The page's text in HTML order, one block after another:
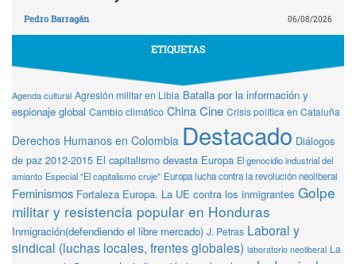
Pedro Barragán 06/08/2026
ETIQUETAS
Agenda cultural Agresión militar en Libia Batalla por la información y
espionaje global Cambio climático China Cine Crisis política en Cataluña
Derechos Humanos en Colombia Destacado Diálogos
de paz 2012-2015 El capitalismo devasta Europa El genocidio industrial del
amianto Especial "El capitalismo cruje" Europa lucha contra la revolución neoliberal
Feminismos Fortaleza Europa. La UE contra los inmigrantes Golpe
militar y resistencia popular en Honduras
Inmigración(defendiendo el libre mercado) J. Petras Laboral y
sindical (luchas locales, frentes globales) laboratorio neoliberal La